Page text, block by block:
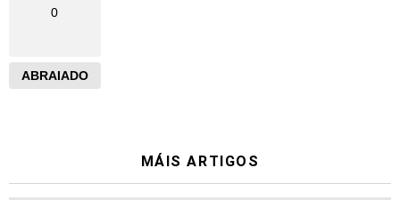
0
ABRAIADO
MÁIS ARTIGOS